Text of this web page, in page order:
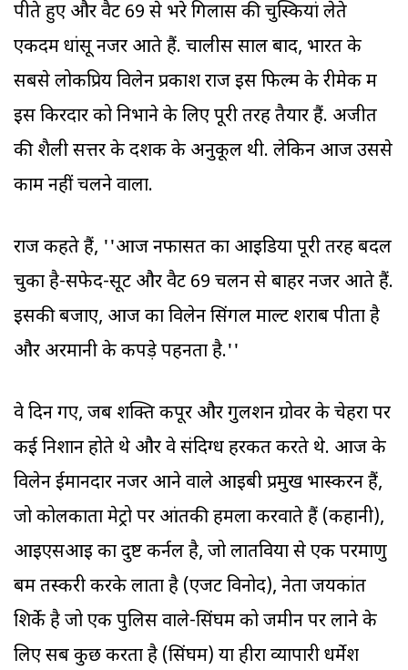
पीते हुए और वैट 69 से भरे गिलास की चुस्कियां लेते
एकदम धांसू नजर आते हैं. चालीस साल बाद, भारत के
सबसे लोकप्रिय विलेन प्रकाश राज इस फिल्म के रीमेक में
इस किरदार को निभाने के लिए पूरी तरह तैयार हैं. अजीत
की शैली सत्तर के दशक के अनुकूल थी. लेकिन आज उससे
काम नहीं चलने वाला.
राज कहते हैं, ''आज नफासत का आइडिया पूरी तरह बदल
चुका है-सफेद-सूट और वैट 69 चलन से बाहर नजर आते हैं.
इसकी बजाए, आज का विलेन सिंगल माल्ट शराब पीता है
और अरमानी के कपड़े पहनता है.''
वे दिन गए, जब शक्ति कपूर और गुलशन ग्रोवर के चेहरों पर
कई निशान होते थे और वे संदिग्ध हरकतें करते थे. आज के
विलेन ईमानदार नजर आने वाले आइबी प्रमुख भास्करन हैं,
जो कोलकाता मेट्रो पर आंतकी हमला करवाते हैं (कहानी),
आइएसआइ का दुष्ट कर्नल है, जो लातविया से एक परमाणु
बम तस्करी करके लाता है (एजेंट विनोद), नेता जयकांत
शिर्के है जो एक पुलिस वाले-सिंघम को जमीन पर लाने के
लिए सब कुछ करता है (सिंघम) या हीरा व्यापारी धर्मेश